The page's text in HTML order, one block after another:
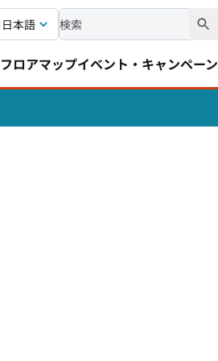
日本語
フロアマップイベント・キャンペーン